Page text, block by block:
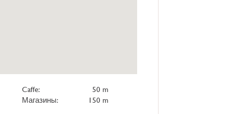
Caffe:
50 m
Магазины:
150 m